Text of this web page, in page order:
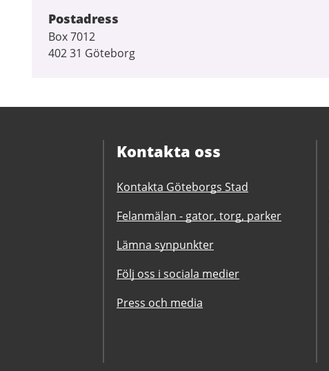
Postadress
Box 7012
402 31 Göteborg
Kontakta oss
Kontakta Göteborgs Stad
Felanmälan - gator, torg, parker
Lämna synpunkter
Följ oss i sociala medier
Press och media